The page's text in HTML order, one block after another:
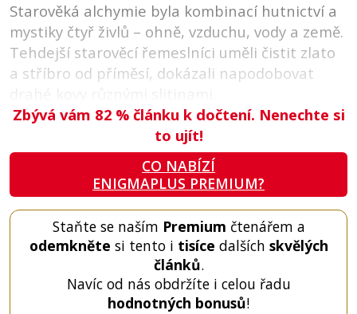
Starověká alchymie byla kombinací hutnictví a
mystiky čtyř živlů – ohně, vzduchu, vody a země.
Tehdejší starověcí řemeslníci uměli čistit zlato
a stříbro od příměsí, dokázali napodobovat
Zbývá vám 82 %článku k dočtení. Nenechte si
to ujít!
CO NABÍZÍ
ENIGMAPLUS PREMIUM?
Staňte se naším Premium čtenářem a
odemkněte si tento i tisíce dalších skvělých
článků.
Navíc od nás obdržíte i celou řadu
hodnotných bonusů!